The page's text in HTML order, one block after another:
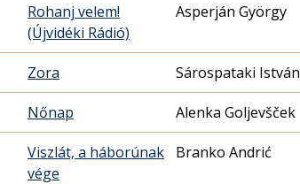
Rohanj velem!
(Újvidéki Rádió)
Asperján György
Zora Sárospataki István
Nőnap Alenka Goljevšček
Viszlát, a háborúnak
vége
Branko Andrić